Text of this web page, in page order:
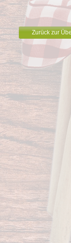
Zurück zur